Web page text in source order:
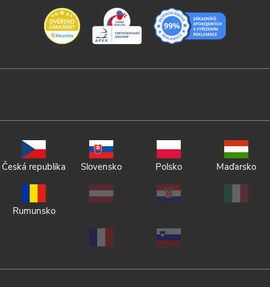
Česká republika Slovensko Polsko Maďarsko
Rumunsko